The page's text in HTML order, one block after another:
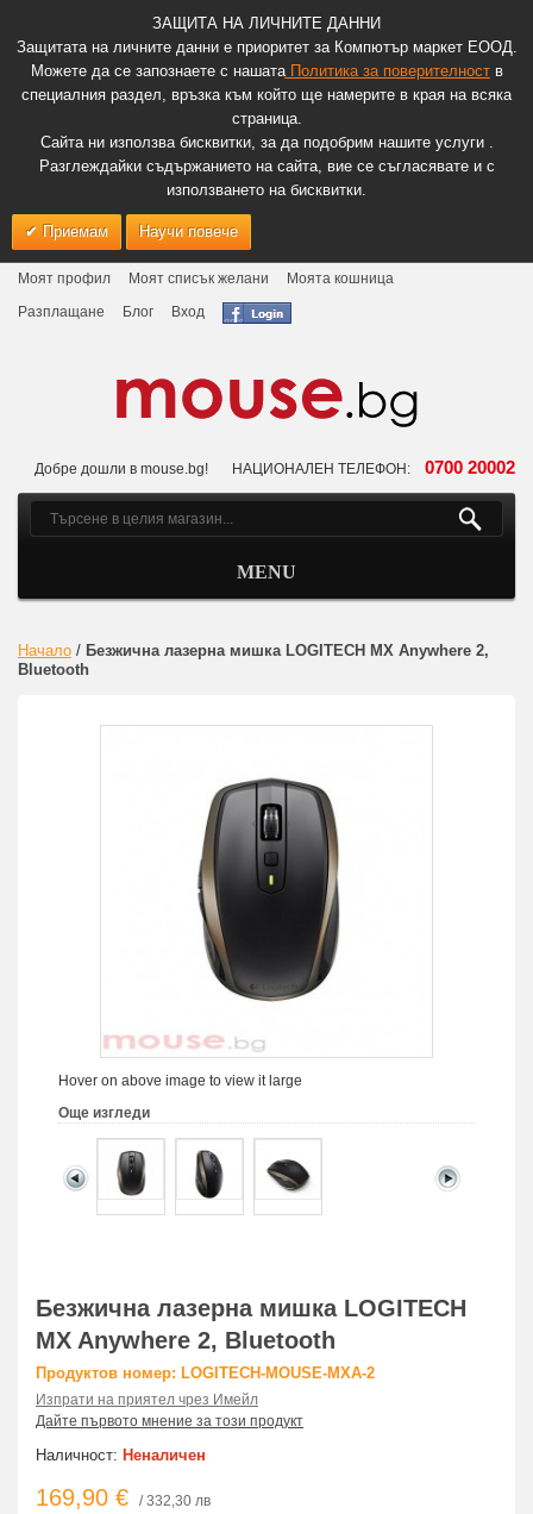
ЗАЩИТА НА ЛИЧНИТЕ ДАННИ
Защитата на личните данни е приоритет за Компютър маркет ЕООД.
Можете да се запознаете с нашатаПолитика за поверителноств
специалния раздел, връзка към който ще намерите в края на всяка
страница.
Сайта ни използва бисквитки, за да подобрим нашите услуги .
Разглеждайки съдържанието на сайта, вие се съгласявате и с
използването на бисквитки.
Приемам Научи повече
Моят профил Моят списък желани
Моята кошница
Разплащане
Блог Вход
Добре дошли в mouse.bg! НАЦИОНАЛЕН ТЕЛЕФОН: 0700 20002
MENU
Начало / Безжична лазерна мишка LOGITECH MX Anywhere 2,
Bluetooth
Hover on above image to view it large
Още изгледи
Безжична лазерна мишка LOGITECH
MX Anywhere 2, Bluetooth
Продуктов номер: LOGITECH-MOUSE-MXA-2
Изпрати на приятел чрез Имейл
Дайте първото мнение за този продукт
Наличност: Неналичен
169,90 € / 332,30 лв